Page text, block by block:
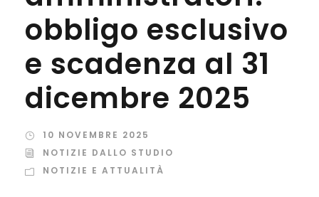
obbligo esclusivo
e scadenza al 31
dicembre 2025
10 NOVEMBRE 2025
NOTIZIE DALLO STUDIO
NOTIZIE E ATTUALITÀ